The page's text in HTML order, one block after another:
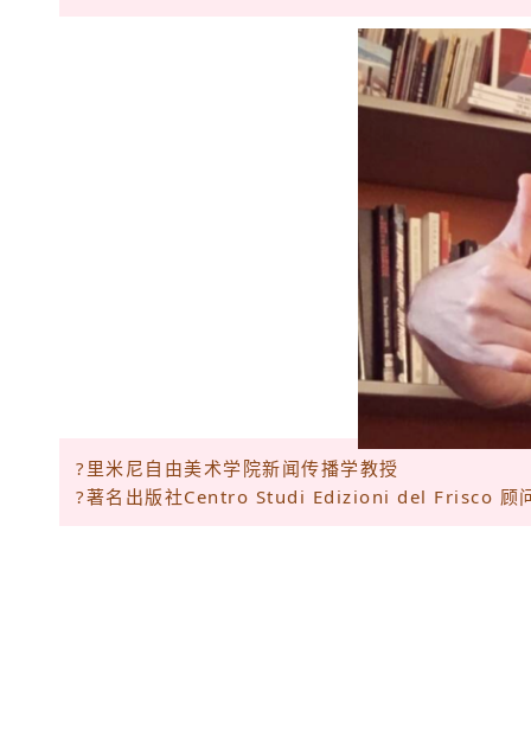
?里米尼自由美术学院新闻传播学教授
?著名出版社Centro Studi Edizioni del Frisco 顾